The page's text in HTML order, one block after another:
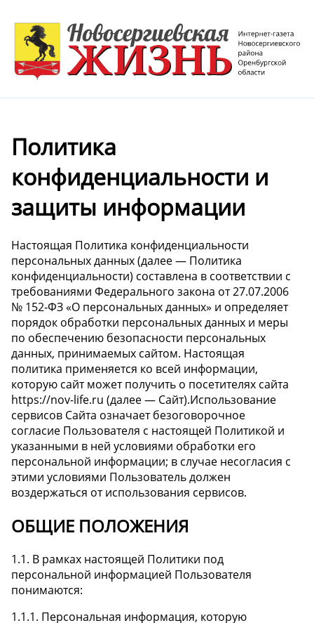
Политика
конфиденциальности и
защиты информации
Настоящая Политика конфиденциальности
персональных данных (далее — Политика
конфиденциальности) составлена в соответствии с
требованиями Федерального закона от 27.07.2006
№ 152-ФЗ «О персональных данных» и определяет
порядок обработки персональных данных и меры
по обеспечению безопасности персональных
данных, принимаемых сайтом. Настоящая
политика применяется ко всей информации,
которую сайт может получить о посетителях сайта
https://nov-life.ru (далее — Сайт).Использование
сервисов Сайта означает безоговорочное
согласие Пользователя с настоящей Политикой и
указанными в ней условиями обработки его
персональной информации; в случае несогласия с
этими условиями Пользователь должен
воздержаться от использования сервисов.
ОБЩИЕ ПОЛОЖЕНИЯ
1.1. В рамках настоящей Политики под
персональной информацией Пользователя
понимаются:
1.1.1. Персональная информация, которую